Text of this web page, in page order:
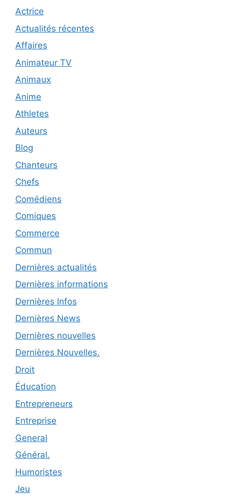
Actrice
Actualités récentes
Affaires
Animateur TV
Animaux
Anime
Athletes
Auteurs
Blog
Chanteurs
Chefs
Comédiens
Comiques
Commerce
Commun
Dernières actualités
Dernières informations
Dernières Infos
Dernières News
Dernières nouvelles
Dernières Nouvelles.
Droit
Éducation
Entrepreneurs
Entreprise
General
Général.
Humoristes
Jeu